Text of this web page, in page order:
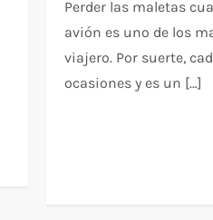
Perder las maletas
avión es uno de los
viajero. Por suerte,
ocasiones y es un […]